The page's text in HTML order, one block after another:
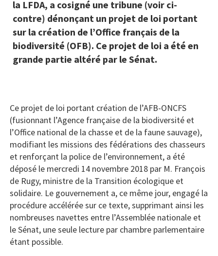
la LFDA, a cosigné une tribune (voir ci-
contre) dénonçant un projet de loi portant
sur la création de l’Office français de la
biodiversité (OFB). Ce projet de loi a été en
grande partie altéré par le Sénat.
Ce projet de loi portant création de l’AFB-ONCFS
(fusionnant l’Agence française de la biodiversité et
l’Office national de la chasse et de la faune sauvage),
modifiant les missions des fédérations des chasseurs
et renforçant la police de l’environnement, a été
déposé le mercredi 14 novembre 2018 par M. François
de Rugy, ministre de la Transition écologique et
solidaire. Le gouvernement a, ce même jour, engagé la
procédure accélérée sur ce texte, supprimant ainsi les
nombreuses navettes entre l’Assemblée nationale et
le Sénat, une seule lecture par chambre parlementaire
étant possible.